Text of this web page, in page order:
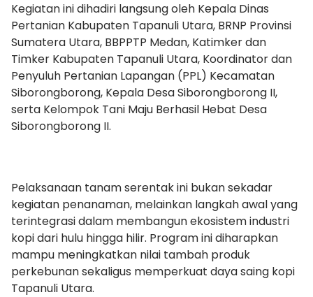
Kegiatan ini dihadiri langsung oleh Kepala Dinas
Pertanian Kabupaten Tapanuli Utara, BRNP Provinsi
Sumatera Utara, BBPPTP Medan, Katimker dan
Timker Kabupaten Tapanuli Utara, Koordinator dan
Penyuluh Pertanian Lapangan (PPL) Kecamatan
Siborongborong, Kepala Desa Siborongborong II,
serta Kelompok Tani Maju Berhasil Hebat Desa
Siborongborong II.
Pelaksanaan tanam serentak ini bukan sekadar
kegiatan penanaman, melainkan langkah awal yang
terintegrasi dalam membangun ekosistem industri
kopi dari hulu hingga hilir. Program ini diharapkan
mampu meningkatkan nilai tambah produk
perkebunan sekaligus memperkuat daya saing kopi
Tapanuli Utara.